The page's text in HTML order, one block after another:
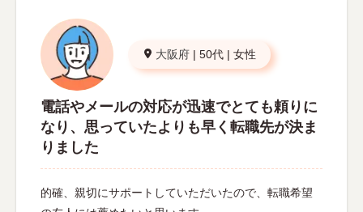
大阪府 | 50代 | 女性
電話やメールの対応が迅速でとても頼りに
なり、思っていたよりも早く転職先が決ま
りました
的確、親切にサポートしていただいたので、転職希望